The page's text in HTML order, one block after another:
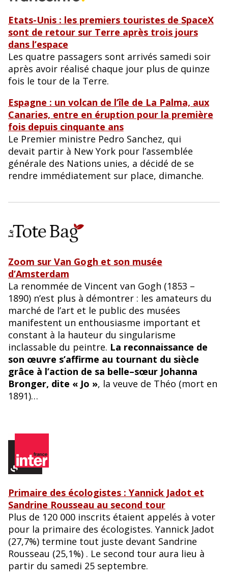
Etats-Unis : les premiers touristes de SpaceX
sont de retour sur Terre après trois jours
dans l’espace
Les quatre passagers sont arrivés samedi soir
après avoir réalisé chaque jour plus de quinze
fois le tour de la Terre.
Espagne : un volcan de l’île de La Palma, aux
Canaries, entre en éruption pour la première
fois depuis cinquante ans
Le Premier ministre Pedro Sanchez, qui
devait partir à New York pour l’assemblée
générale des Nations unies, a décidé de se
rendre immédiatement sur place, dimanche.
Zoom sur Van Gogh et son musée
d’Amsterdam
La renommée de Vincent van Gogh (1853 –
1890) n’est plus à démontrer : les amateurs du
marché de l’art et le public des musées
manifestent un enthousiasme important et
constant à la hauteur du singularisme
inclassable du peintre. La reconnaissance de
son œuvre s’affirme au tournant du siècle
grâce à l’action de sa belle–sœur Johanna
Bronger, dite « Jo », la veuve de Théo (mort en
1891)…
Primaire des écologistes : Yannick Jadot et
Sandrine Rousseau au second tour
Plus de 120 000 inscrits étaient appelés à voter
pour la primaire des écologistes. Yannick Jadot
(27,7%) termine tout juste devant Sandrine
Rousseau (25,1%) . Le second tour aura lieu à
partir du samedi 25 septembre.